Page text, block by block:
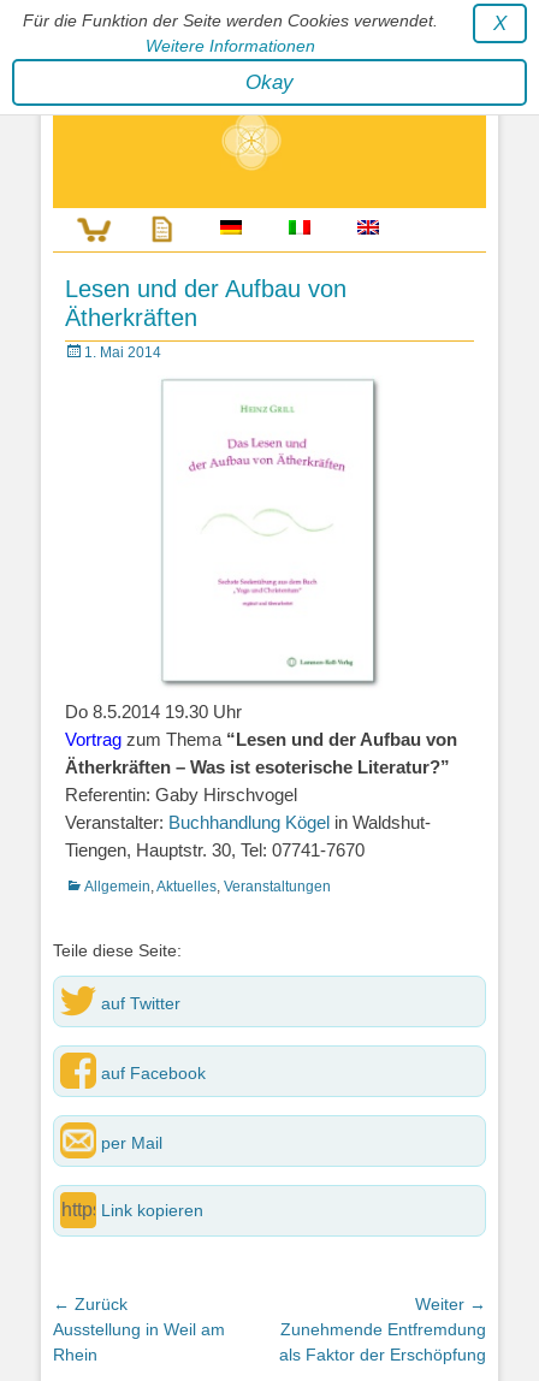
Für die Funktion der Seite werden Cookies verwendet.
Weitere Informationen
X
Okay
Stephan Wunderlich Verlag
Literatur zur Förderung der Gestaltfähigkeit des Lebens
Lesen und der Aufbau von
Ätherkräften
Posted
1. Mai 2014
Do 8.5.2014 19.30 Uhr
Vortrag zum Thema “Lesen und der Aufbau von
Ätherkräften – Was ist esoterische Literatur?”
Referentin: Gaby Hirschvogel
Veranstalter: Buchhandlung Kögel in Waldshut-
Tiengen, Hauptstr. 30, Tel: 07741-7670
Kategorien
Allgemein Aktuelles Veranstaltungen
Teile diese Seite:
auf Twitter
auf Facebook
per Mail
Link kopieren
Beitragsnavigation
← Zurück
Vorheriger
Beitrag:
Ausstellung in Weil am
Rhein
Weiter →
Nächster
Beitrag:
Zunehmende Entfremdung
als Faktor der Erschöpfung